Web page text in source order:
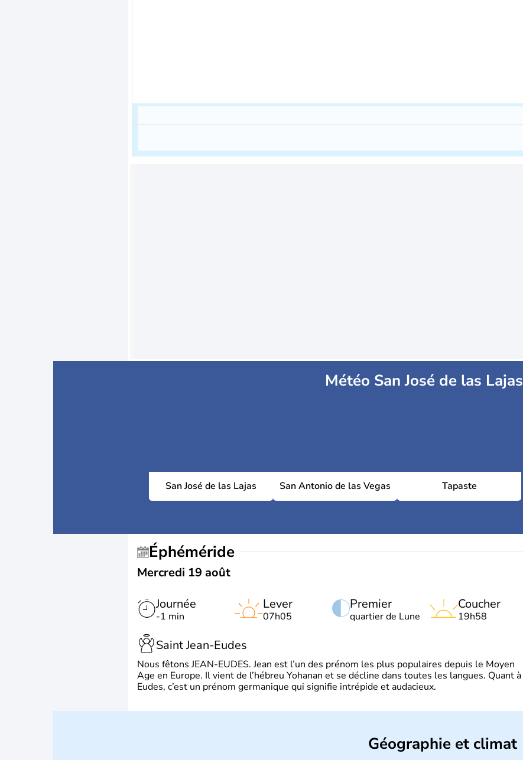
Météo San José de las Lajas
San José de las Lajas San Antonio de las Vegas Tapaste
Éphéméride
Mercredi 19 août
Journée
-1 min
Premier
quartier de Lune
Lever
07h05
Coucher
19h58
Saint Jean-Eudes
Nous fêtons JEAN-EUDES. Jean est l’un des prénom les plus populaires depuis le Moyen
Age en Europe. Il vient de l’hébreu Yohanan et se décline dans toutes les langues. Quant à
Eudes, c’est un prénom germanique qui signifie intrépide et audacieux.
Géographie et climat